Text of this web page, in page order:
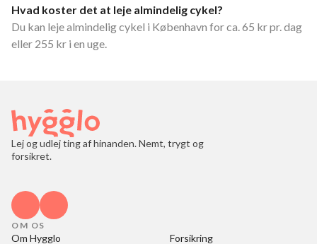
Hvad koster det at leje almindelig cykel?
Du kan leje almindelig cykel i København for ca. 65 kr pr. dag
eller 255 kr i en uge.
Lej og udlej ting af hinanden. Nemt, trygt og
forsikret.
OM OS
Om Hygglo Forsikring